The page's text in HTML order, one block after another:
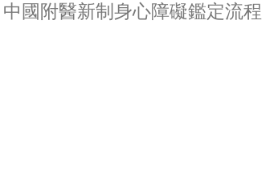
中國附醫新制身心障礙鑑定流程